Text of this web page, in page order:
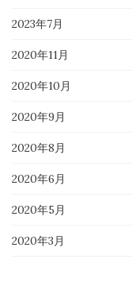
2023年7月
2020年11月
2020年10月
2020年9月
2020年8月
2020年6月
2020年5月
2020年3月